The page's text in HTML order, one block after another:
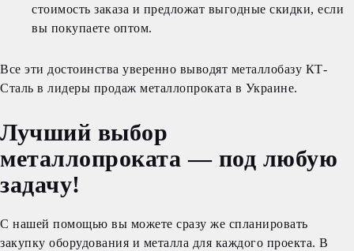
стоимость заказа и предложат выгодные скидки, если
вы покупаете оптом.
Все эти достоинства уверенно выводят металлобазу КТ-
Сталь в лидеры продаж металлопроката в Украине.
Лучший выбор
металлопроката — под любую
задачу!
С нашей помощью вы можете сразу же спланировать
закупку оборудования и металла для каждого проекта. В